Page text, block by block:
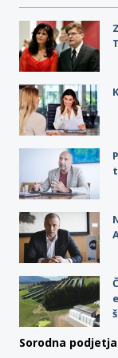
Sorodna podjetja